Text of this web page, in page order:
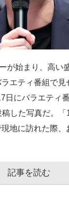
が始まり、高い
エティ番組で見
日にバラエティ
した写真だ。
地に訪れた際
記事を読む